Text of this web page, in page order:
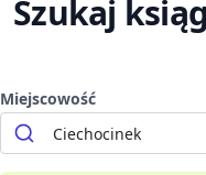
Szukaj
Miejscowość